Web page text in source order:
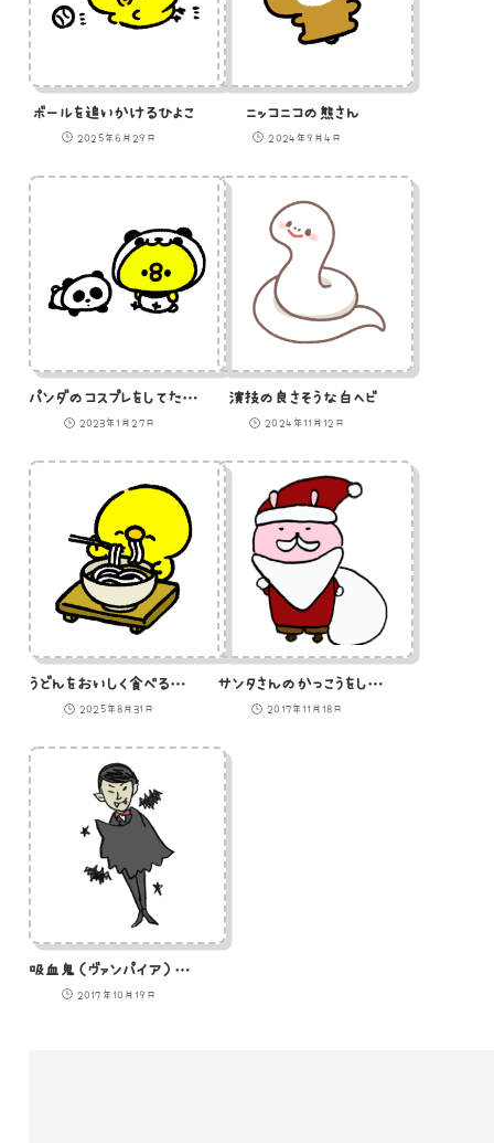
ボールを追いかけるひよこ
2025年6月29日
ニッコニコの熊さん
2024年9月4日
パンダのコスプレをしてたらパンダのオリに入れられたひよこ
2023年1月27日
演技の良さそうな白ヘビ
2024年11月12日
うどんをおいしく食べるひよこ
2025年8月31日
サンタさんのかっこうをしたうさぎのイラスト
2017年11月18日
吸血鬼（ヴァンパイア）のイラスト
2017年10月19日